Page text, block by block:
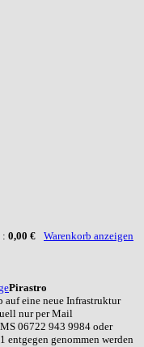
: 0,00 € Warenkorb anzeigen
Pirastro
auf eine neue Infrastruktur
nur per Mail
06722 943 9984 oder
entgegen genommen werden